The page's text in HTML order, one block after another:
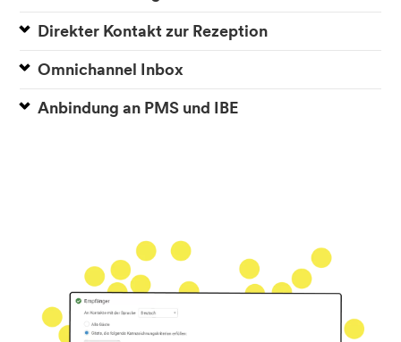
Direkter Kontakt zur Rezeption
Omnichannel Inbox
Anbindung an PMS und IBE